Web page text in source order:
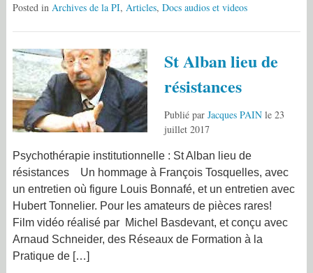
Posted in Archives de la PI, Articles, Docs audios et videos
St Alban lieu de
résistances
Publié par Jacques PAINle 23
juillet 2017
Psychothérapie institutionnelle : St Alban lieu de
résistances Un hommage à François Tosquelles, avec
un entretien où figure Louis Bonnafé, et un entretien avec
Hubert Tonnelier. Pour les amateurs de pièces rares!
Film vidéo réalisé par Michel Basdevant, et conçu avec
Arnaud Schneider, des Réseaux de Formation à la
Pratique de […]